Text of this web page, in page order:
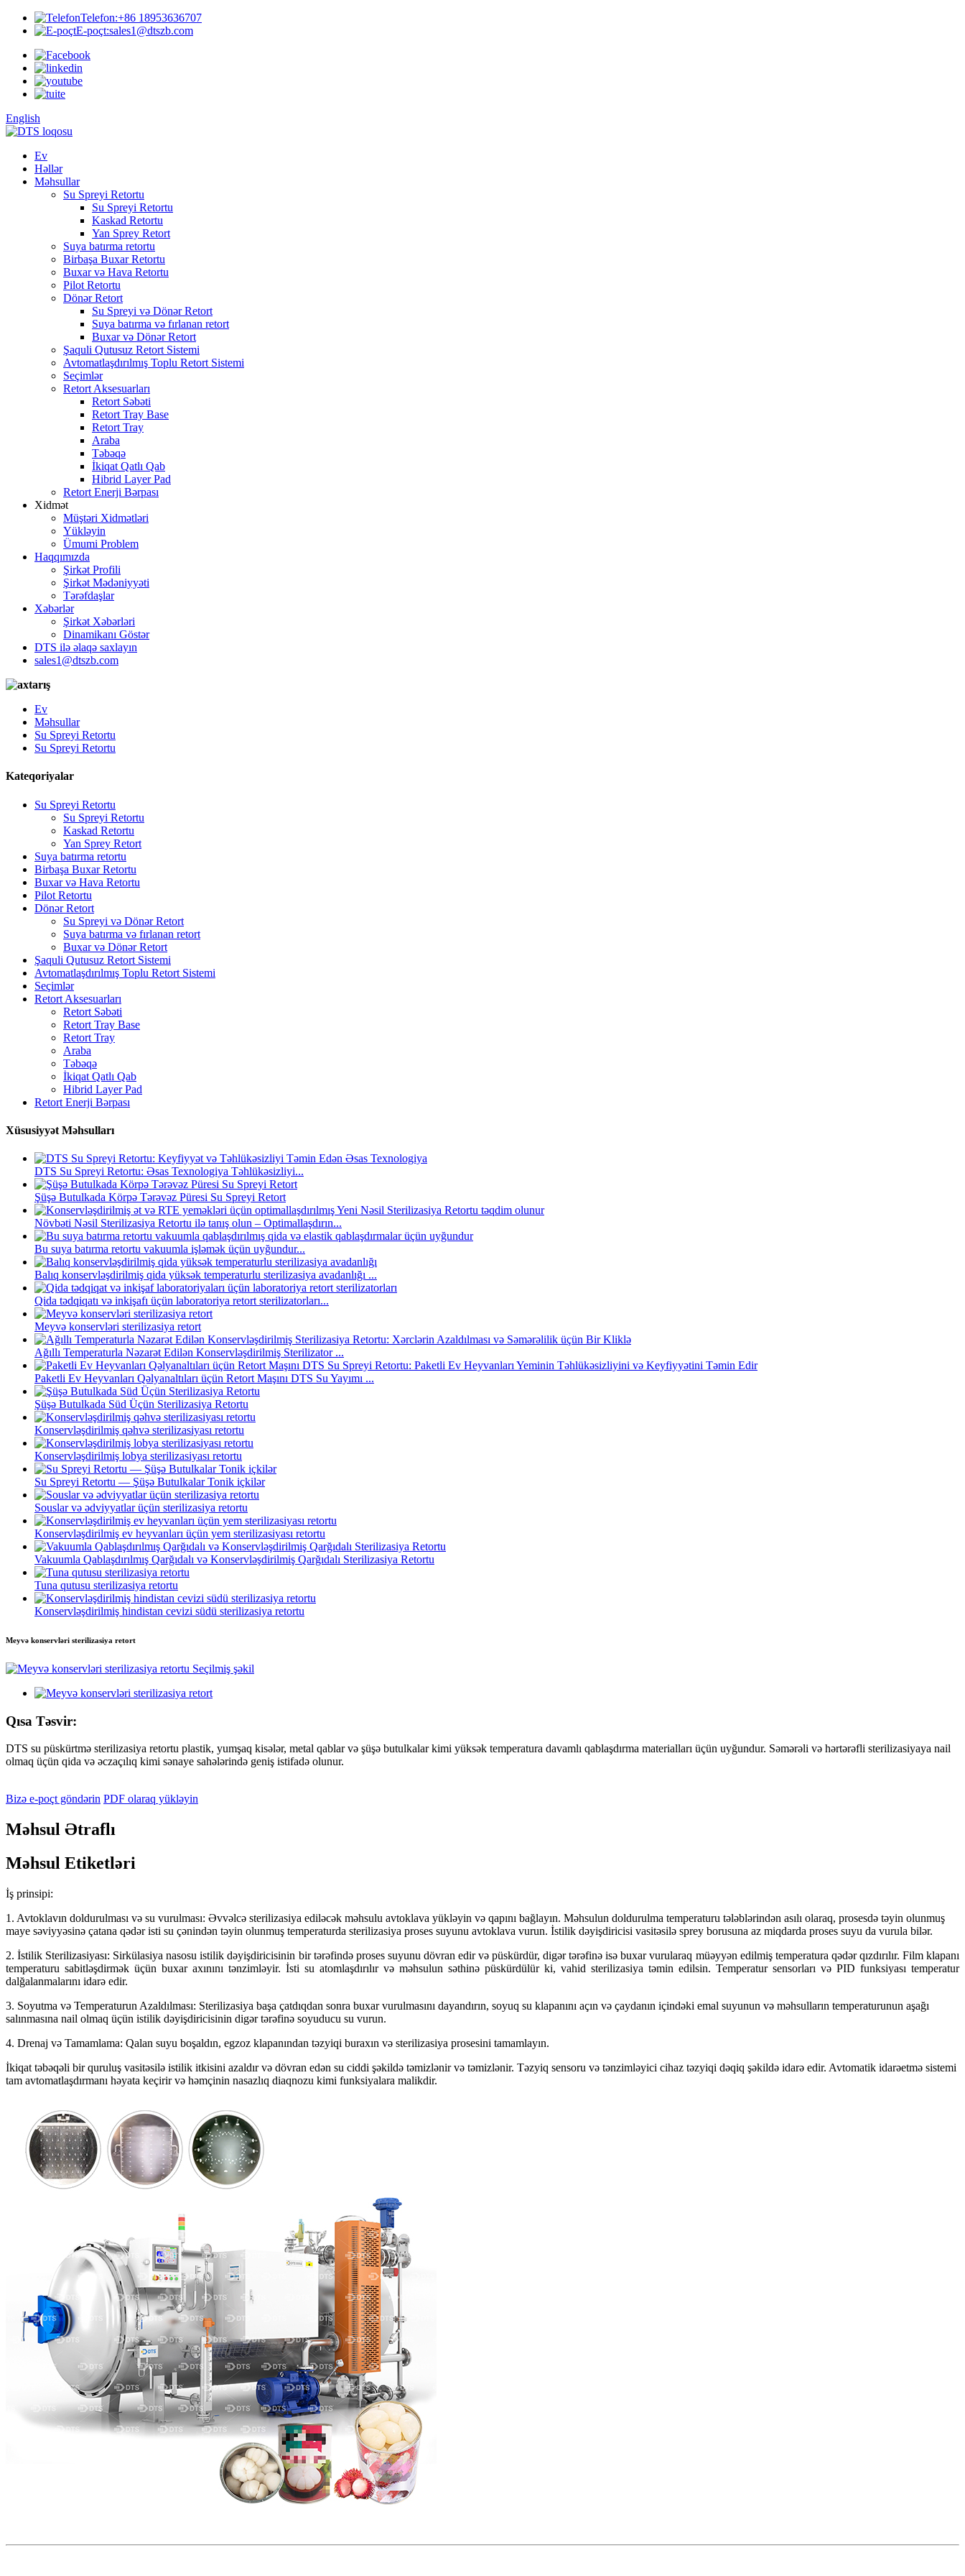
Telefon:+86 18953636707
E-poçt:sales1@dtszb.com
English
Ev
Həllər
Məhsullar
Su Spreyi Retortu
Su Spreyi Retortu
Kaskad Retortu
Yan Sprey Retort
Suya batırma retortu
Birbaşa Buxar Retortu
Buxar və Hava Retortu
Pilot Retortu
Dönər Retort
Su Spreyi və Dönər Retort
Suya batırma və fırlanan retort
Buxar və Dönər Retort
Şaquli Qutusuz Retort Sistemi
Avtomatlaşdırılmış Toplu Retort Sistemi
Seçimlər
Retort Aksesuarları
Retort Səbəti
Retort Tray Base
Retort Tray
Araba
Təbəqə
İkiqat Qatlı Qab
Hibrid Layer Pad
Retort Enerji Bərpası
Xidmət
Müştəri Xidmətləri
Yükləyin
Ümumi Problem
Haqqımızda
Şirkət Profili
Şirkət Mədəniyyəti
Tərəfdaşlar
Xəbərlər
Şirkət Xəbərləri
Dinamikanı Göstər
DTS ilə əlaqə saxlayın
sales1@dtszb.com
Ev
Məhsullar
Su Spreyi Retortu
Su Spreyi Retortu
Kateqoriyalar
Su Spreyi Retortu
Su Spreyi Retortu
Kaskad Retortu
Yan Sprey Retort
Suya batırma retortu
Birbaşa Buxar Retortu
Buxar və Hava Retortu
Pilot Retortu
Dönər Retort
Su Spreyi və Dönər Retort
Suya batırma və fırlanan retort
Buxar və Dönər Retort
Şaquli Qutusuz Retort Sistemi
Avtomatlaşdırılmış Toplu Retort Sistemi
Seçimlər
Retort Aksesuarları
Retort Səbəti
Retort Tray Base
Retort Tray
Araba
Təbəqə
İkiqat Qatlı Qab
Hibrid Layer Pad
Retort Enerji Bərpası
Xüsusiyyət Məhsulları
DTS Su Spreyi Retortu: Əsas Texnologiya Təhlükəsizliyi...
Şüşə Butulkada Körpə Tərəvəz Püresi Su Spreyi Retort
Növbəti Nəsil Sterilizasiya Retortu ilə tanış olun – Optimallaşdırın...
Bu suya batırma retortu vakuumla işləmək üçün uyğundur...
Balıq konservləşdirilmiş qida yüksək temperaturlu sterilizasiya avadanlığı ...
Qida tədqiqatı və inkişafı üçün laboratoriya retort sterilizatorları...
Meyvə konservləri sterilizasiya retort
Ağıllı Temperaturla Nəzarət Edilən Konservləşdirilmiş Sterilizator ...
Paketli Ev Heyvanları Qəlyanaltıları üçün Retort Maşını DTS Su Yayımı ...
Şüşə Butulkada Süd Üçün Sterilizasiya Retortu
Konservləşdirilmiş qəhvə sterilizasiyası retortu
Konservləşdirilmiş lobya sterilizasiyası retortu
Su Spreyi Retortu — Şüşə Butulkalar Tonik içkilər
Souslar və ədviyyatlar üçün sterilizasiya retortu
Konservləşdirilmiş ev heyvanları üçün yem sterilizasiyası retortu
Vakuumla Qablaşdırılmış Qarğıdalı və Konservləşdirilmiş Qarğıdalı Sterilizasiya Retortu
Tuna qutusu sterilizasiya retortu
Konservləşdirilmiş hindistan cevizi südü sterilizasiya retortu
Meyvə konservləri sterilizasiya retort
Qısa Təsvir:
DTS su püskürtmə sterilizasiya retortu plastik, yumşaq kisələr, metal qablar və şüşə butulkalar kimi yüksək temperatura davamlı qablaşdırma materialları üçün uyğundur. Səmərəli və hərtərəfli sterilizasiyaya nail
olmaq üçün qida və əczaçılıq kimi sənaye sahələrində geniş istifadə olunur.
Bizə e-poçt göndərin PDF olaraq yükləyin
Məhsul Ətraflı
Məhsul Etiketləri
İş prinsipi:
1. Avtoklavın doldurulması və su vurulması: Əvvəlcə sterilizasiya ediləcək məhsulu avtoklava yükləyin və qapını bağlayın. Məhsulun doldurulma temperaturu tələblərindən asılı olaraq, prosesdə təyin olunmuş
maye səviyyəsinə çatana qədər isti su çənindən təyin olunmuş temperaturda sterilizasiya proses suyunu avtoklava vurun. İstilik dəyişdiricisi vasitəsilə sprey borusuna az miqdarda proses suyu da vurula bilər.
2. İstilik Sterilizasiyası: Sirkülasiya nasosu istilik dəyişdiricisinin bir tərəfində proses suyunu dövran edir və püskürdür, digər tərəfinə isə buxar vurularaq müəyyən edilmiş temperatura qədər qızdırılır. Film klapanı
temperaturu sabitləşdirmək üçün buxar axınını tənzimləyir. İsti su atomlaşdırılır və məhsulun səthinə püskürdülür ki, vahid sterilizasiya təmin edilsin. Temperatur sensorları və PID funksiyası temperatur
dalğalanmalarını idarə edir.
3. Soyutma və Temperaturun Azaldılması: Sterilizasiya başa çatdıqdan sonra buxar vurulmasını dayandırın, soyuq su klapanını açın və çaydanın içindəki emal suyunun və məhsulların temperaturunun aşağı
salınmasına nail olmaq üçün istilik dəyişdiricisinin digər tərəfinə soyuducu su vurun.
4. Drenaj və Tamamlama: Qalan suyu boşaldın, egzoz klapanından təzyiqi buraxın və sterilizasiya prosesini tamamlayın.
İkiqat təbəqəli bir quruluş vasitəsilə istilik itkisini azaldır və dövran edən su ciddi şəkildə təmizlənir və təmizlənir. Təzyiq sensoru və tənzimləyici cihaz təzyiqi dəqiq şəkildə idarə edir. Avtomatik idarəetmə sistemi
tam avtomatlaşdırmanı həyata keçirir və həmçinin nasazlıq diaqnozu kimi funksiyalara malikdir.